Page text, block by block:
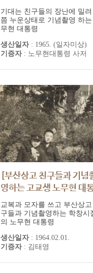
대통령]
기대는 친구들의 장난에 밀
쯤 누운상태로 기념촬영 하
무현 대통령
생산일자 : 1965. (일자미상)
기증자 : 노무현대통령 사저
[부산상고 친구들과 기념
영하는 고교생 노무현 대
령]
교복과 모자를 쓰고 부산상
구들과 기념촬영하는 학창시
의 노무현 대통령
생산일자 : 1964.02.01.
기증자 : 김태영